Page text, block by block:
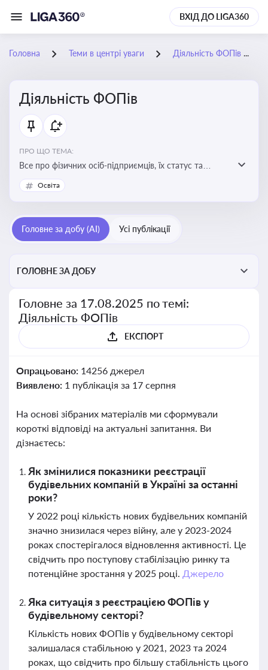
ВХІД ДО LIGA360
Головна Теми в центрі уваги Діяльність ФОПів
Діяльність ФОПів
ПРО ЩО ТЕМА:
Все про фізичних осіб-підприємців, їх статус та
діяльність. Зміни в законодавстві, що стосуються
роботи ФОПів
Освіта
Головне за добу (AI) Усі публікації
ГОЛОВНЕ ЗА ДОБУ
Головне за 17.08.2025 по темі:
Діяльність ФОПів
ЕКСПОРТ
Опрацьовано: 14256 джерел
Виявлено: 1 публікація за 17 серпня
На основі зібраних матеріалів ми сформували
короткі відповіді на актуальні запитання. Ви
дізнаєтесь:
Як змінилися показники реєстрації
будівельних компаній в Україні за останні
роки?
У 2022 році кількість нових будівельних компаній
значно знизилася через війну, але у 2023-2024
роках спостерігалося відновлення активності. Це
свідчить про поступову стабілізацію ринку та
потенційне зростання у 2025 році. Джерело
Яка ситуація з реєстрацією ФОПів у
будівельному секторі?
Кількість нових ФОПів у будівельному секторі
залишалася стабільною у 2021, 2023 та 2024
роках, що свідчить про більшу стабільність цього